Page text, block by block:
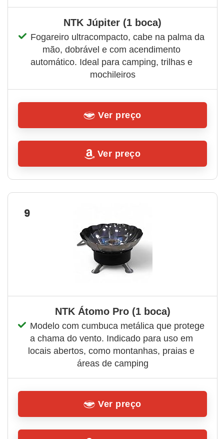
NTK Júpiter (1 boca)
Fogareiro ultracompacto, cabe na palma da
mão, dobrável e com acendimento
automático. Ideal para camping, trilhas e
mochileiros
Ver preço
Ver preço
9
NTK Átomo Pro (1 boca)
Modelo com cumbuca metálica que protege
a chama do vento. Indicado para uso em
locais abertos, como montanhas, praias e
áreas de camping
Ver preço